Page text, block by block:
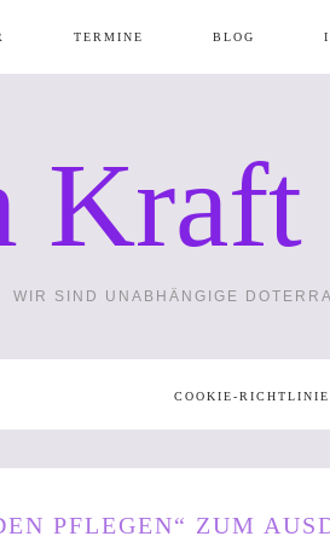
1
TERMINE BLOG
WIR SIND UNABHÄNGIGE
COOKIE-
PFLEGEN“ ZUM